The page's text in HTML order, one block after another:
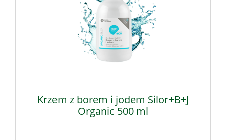
Krzem z borem i jodem Silor+B+J
Organic 500 ml